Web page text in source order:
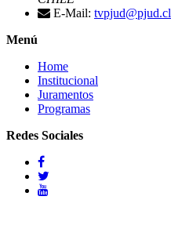
E-Mail: tvpjud@pjud.cl
Menú
Home
Institucional
Juramentos
Programas
Redes Sociales